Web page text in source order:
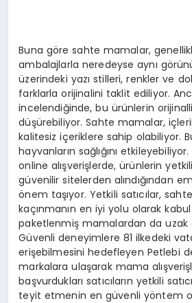
Buna göre sahte mamalar,
ambalajlarla neredeyse aynı
üzerindeki yazı stilleri, renkler ve
farklarla orijinalini taklit ediliyor.
incelendiğinde, bu ürünlerin
düşürebiliyor. Sahte mamalar,
kalitesiz içeriklere sahip olabiliyor.
hayvanların sağlığını etkileyebiliyor.
online alışverişlerde, ürünlerin
güvenilir sitelerden alındığından
önem taşıyor. Yetkili satıcılar,
kaçınmanın en iyi yolu olarak
paketlenmiş mamalardan da uzak
Güvenli deneyimlere 81 ilkedeki
erişebilmesini hedefleyen Petlebi
markalara ulaşarak mama
başvurdukları satıcıların yetkili
teyit etmenin en güvenli yöntem